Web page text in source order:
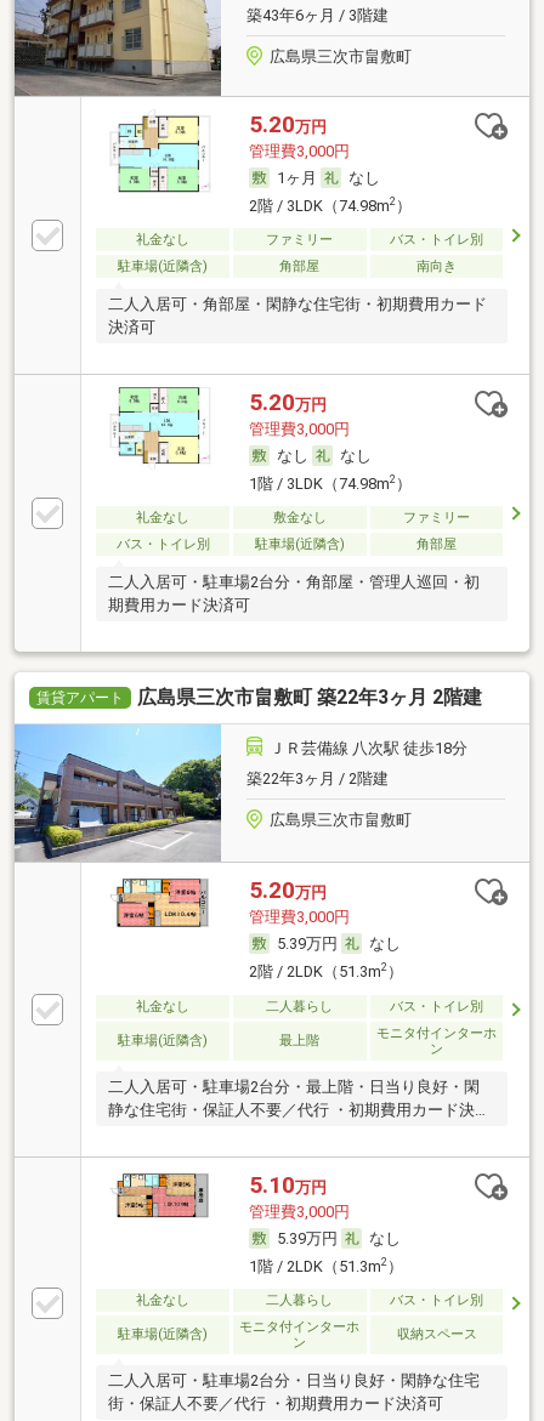
築43年6ヶ月 / 3階建
広島県三次市畠敷町
5.20万円
管理費3,000円
1ヶ月
なし
2階 / 3LDK（74.98m2）
礼金なし ファミリー
バス・トイレ別
駐車場(近隣含)
角部屋 南向き
二人入居可・角部屋・閑静な住宅街・初期費用カード
決済可
5.20万円
管理費3,000円
なし
なし
1階 / 3LDK（74.98m2）
礼金なし 敷金なし
ファミリー
バス・トイレ別
駐車場(近隣含) 角部屋
二人入居可・駐車場2台分・角部屋・管理人巡回・初
期費用カード決済可
賃貸アパート 広島県三次市畠敷町 築22年3ヶ月 2階建
ＪＲ芸備線 八次駅 徒歩18分
築22年3ヶ月 / 2階建
広島県三次市畠敷町
5.20万円
管理費3,000円
5.39万円
なし
2階 / 2LDK（51.3m2）
礼金なし 二人暮らし バス・トイレ別
駐車場(近隣含) 最上階
モニタ付インターホ
ン
二人入居可・駐車場2台分・最上階・日当り良好・閑
静な住宅街・保証人不要／代行 ・初期費用カード決済
5.10万円
管理費3,000円
5.39万円
なし
1階 / 2LDK（51.3m2）
礼金なし 二人暮らし バス・トイレ別
駐車場(近隣含)
モニタ付インターホ
ン
収納スペース
二人入居可・駐車場2台分・日当り良好・閑静な住宅
街・保証人不要／代行 ・初期費用カード決済可